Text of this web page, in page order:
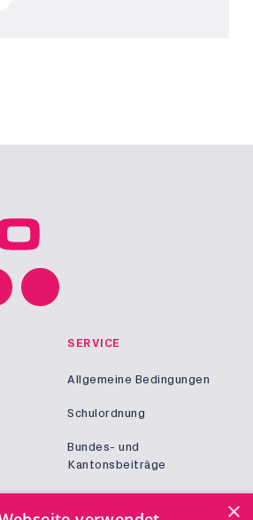
SERVICE
Allgemeine Bedingungen
Schulordnung
Bundes- und
Kantonsbeiträge
×